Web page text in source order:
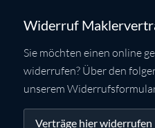
Widerruf
Sie möchten einen online
widerrufen? Über den
unserem
Verträge hier widerrufen